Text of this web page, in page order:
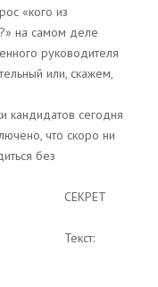
«кого из
на самом деле
руководителя
или, скажем,
кандидатов сегодня
что скоро ни
без